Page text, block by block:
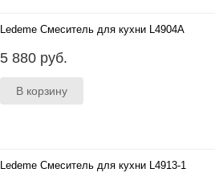
Ledeme Смеситель для кухни L4904A
5 880 руб.
Ledeme Смеситель для кухни L4913-1